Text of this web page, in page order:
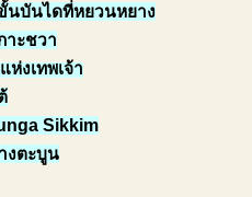
นบันไดที่หยวนหยาง
าะชวา
งเทพเจ้า
Sikkim
งตะบูน